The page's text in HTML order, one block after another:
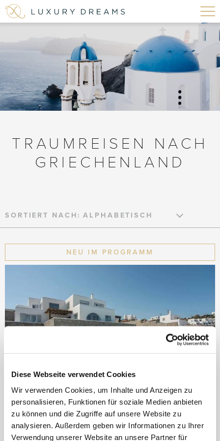
Diese Webseite verwendet Cookies
Wir verwenden Cookies, um Inhalte und Anzeigen zu
personalisieren, Funktionen für soziale Medien anbieten
zu können und die Zugriffe auf unsere Website zu
analysieren. Außerdem geben wir Informationen zu Ihrer
Verwendung unserer Website an unsere Partner für
TRAUMREISEN NACH
GRIECHENLAND
SORTIERT NACH:
NEU IM PROGRAMM
BlueVillas Luxury Concept
Various Greek Destinations